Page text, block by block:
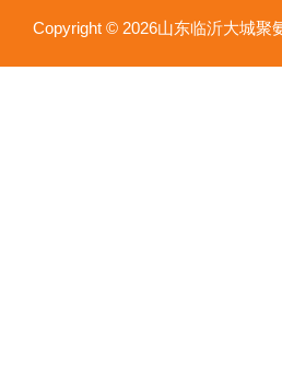
Copyright © 2026山东临沂大城